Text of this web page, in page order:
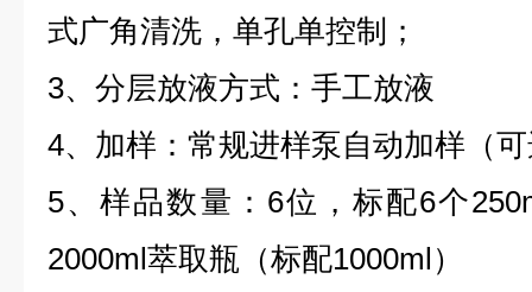
式广角清洗，单孔单控制；
3、分层放液方式：手工放液
4、加样：常规进样泵自动加样（
5、样品数量：6位，标配6个
2000ml萃取瓶（标配1000ml）